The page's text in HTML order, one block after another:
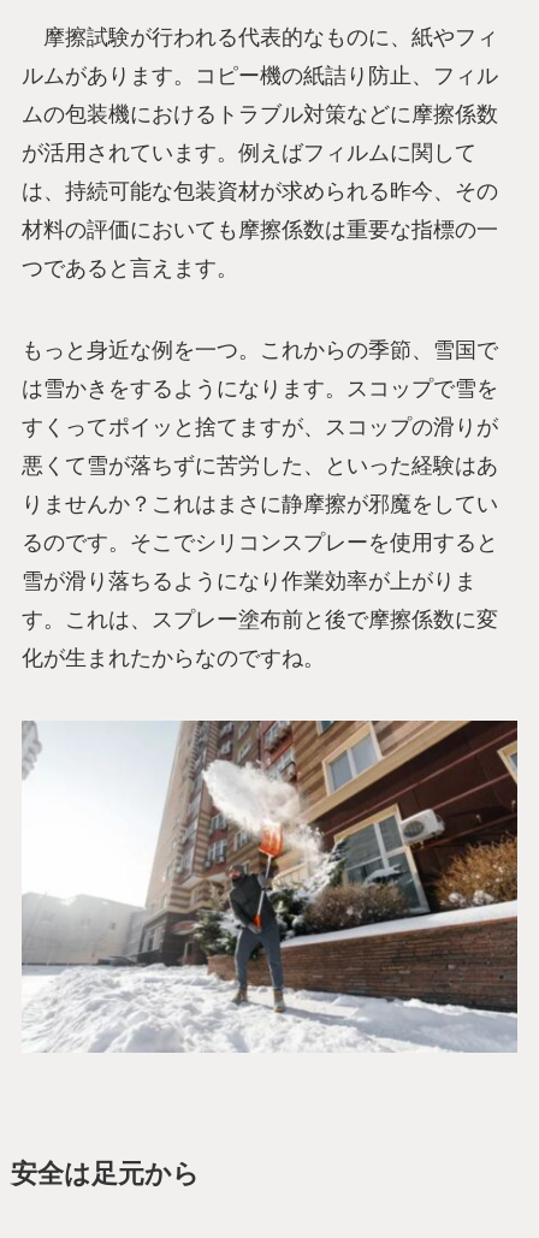
摩擦試験が行われる代表的なものに、紙やフィ
ルムがあります。コピー機の紙詰り防止、フィル
ムの包装機におけるトラブル対策などに摩擦係数
が活用されています。例えばフィルムに関して
は、持続可能な包装資材が求められる昨今、その
材料の評価においても摩擦係数は重要な指標の一
つであると言えます。
もっと身近な例を一つ。これからの季節、雪国で
は雪かきをするようになります。スコップで雪を
すくってポイッと捨てますが、スコップの滑りが
悪くて雪が落ちずに苦労した、といった経験はあ
りませんか？これはまさに静摩擦が邪魔をしてい
るのです。そこでシリコンスプレーを使用すると
雪が滑り落ちるようになり作業効率が上がりま
す。これは、スプレー塗布前と後で摩擦係数に変
化が生まれたからなのですね。
安全は足元から